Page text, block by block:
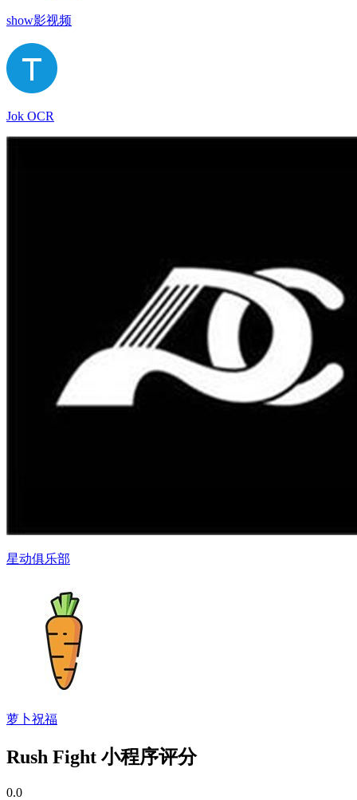
show影视频
Jok OCR
星动俱乐部
萝卜祝福
Rush Fight 小程序评分
0.0